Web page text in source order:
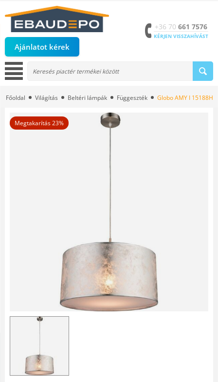
Ajánlatot kérek
+36 70 661 7576
KÉRJEN VISSZAHÍVÁST
Főoldal Világítás Beltéri lámpák Függeszték Globo AMY I 15188H
Megtakarítás 23%